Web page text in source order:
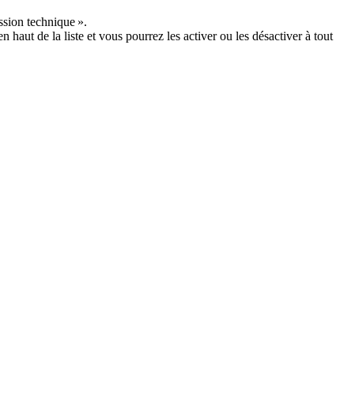
technique ».
haut de la liste et vous pourrez les activer ou les désactiver à tout